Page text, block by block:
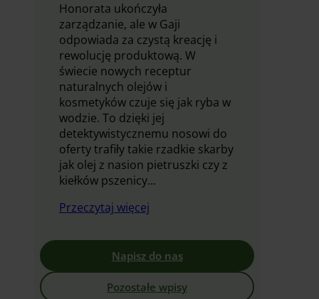
Honorata ukończyła
zarządzanie, ale w Gaji
odpowiada za czystą kreację i
rewolucję produktową. W
świecie nowych receptur
naturalnych olejów i
kosmetyków czuje się jak ryba w
wodzie. To dzięki jej
detektywistycznemu nosowi do
oferty trafiły takie rzadkie skarby
jak olej z nasion pietruszki czy z
kiełków pszenicy...
Przeczytaj więcej
Napisz do nas
Pozostałe wpisy